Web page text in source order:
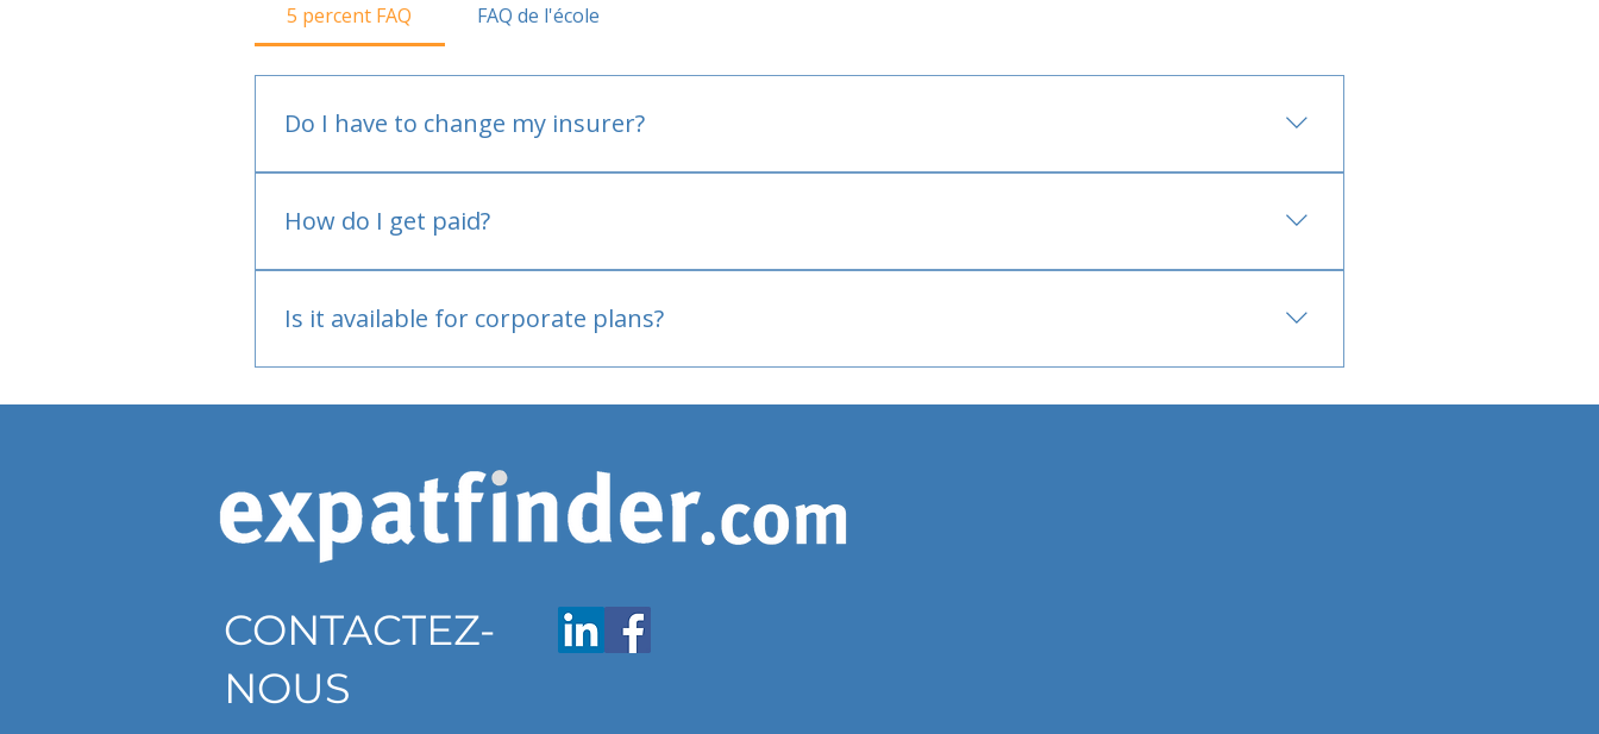
5 percent FAQ FAQ de l'école
Do I have to change my insurer?
How do I get paid?
Is it available for corporate plans?
CONTACTEZ-
NOUS